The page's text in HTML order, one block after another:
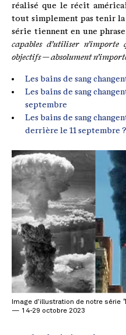
réalisé que le récit
tout simplement pas tenir
série tiennent en une phrase
capables d’utiliser
objectifs — absolument
Les bains de sang
Les bains de sang
septembre
Les bains de sang
derrière le 11 septembre ?
Image d’illustration de notre série "
— 14-29 octobre 2023